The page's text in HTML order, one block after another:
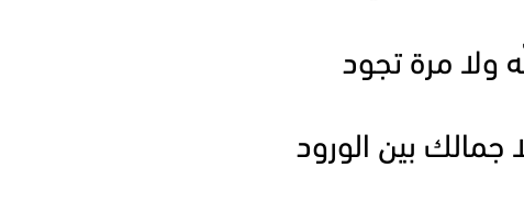
ولا مرة تجود
جمالك بين الورود